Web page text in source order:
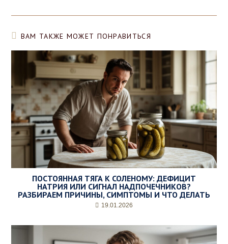
ВАМ ТАКЖЕ МОЖЕТ ПОНРАВИТЬСЯ
ПОСТОЯННАЯ ТЯГА К СОЛЕНОМУ: ДЕФИЦИТ
НАТРИЯ ИЛИ СИГНАЛ НАДПОЧЕЧНИКОВ?
РАЗБИРАЕМ ПРИЧИНЫ, СИМПТОМЫ И ЧТО ДЕЛАТЬ
19.01.2026